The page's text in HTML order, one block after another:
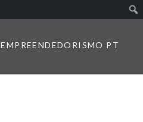
EMPREENDEDORISMO PT